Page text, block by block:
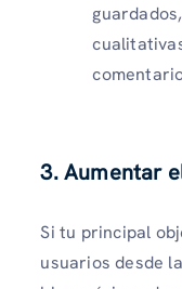
3. Aumentar
Si tu principal
usuarios desde